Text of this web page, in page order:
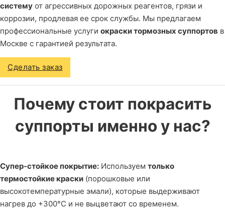
систему от агрессивных дорожных реагентов, грязи и
коррозии, продлевая ее срок службы. Мы предлагаем
профессиональные услуги окраски тормозных суппортов в
Москве с гарантией результата.
Сделать заказ
Почему стоит покрасить
суппорты именно у нас?
Супер-стойкое покрытие: Используем только
термостойкие краски (порошковые или
высокотемпературные эмали), которые выдерживают
нагрев до +300°C и не выцветают со временем.